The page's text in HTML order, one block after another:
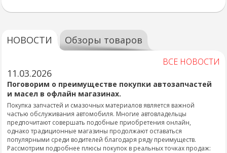
НОВОСТИ Обзоры товаров
ВСЕ НОВОСТИ
11.03.2026
Поговорим о преимуществе покупки автозапчастей
и масел в офлайн магазинах.
Покупка запчастей и смазочных материалов является важной
частью обслуживания автомобиля. Многие автовладельцы
предпочитают совершать подобные приобретения онлайн,
однако традиционные магазины продолжают оставаться
популярными среди водителей благодаря ряду преимуществ.
Рассмотрим подробнее плюсы покупок в реальных точках продаж: